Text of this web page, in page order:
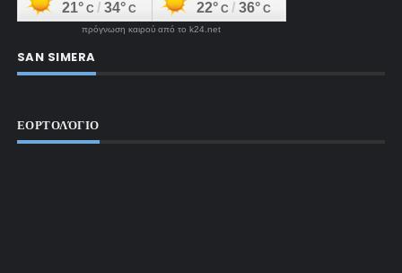
πρόγνωση καιρού από το k24.net
SAN SIMERA
ΕΟΡΤΟΛΌΓΙΟ